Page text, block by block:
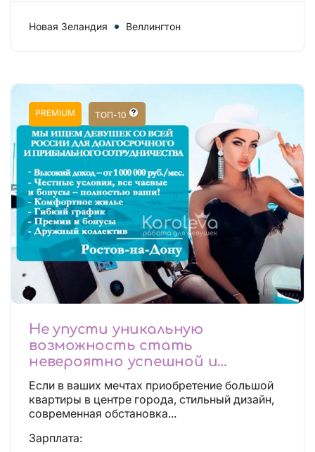
Новая Зеландия Веллингтон
PREMIUM ТОП-10
Не упусти уникальную
возможность стать
невероятно успешной и
независимой!
Если в ваших мечтах приобретение большой
квартиры в центре города, стильный дизайн,
современная обстановка...
Зарплата: